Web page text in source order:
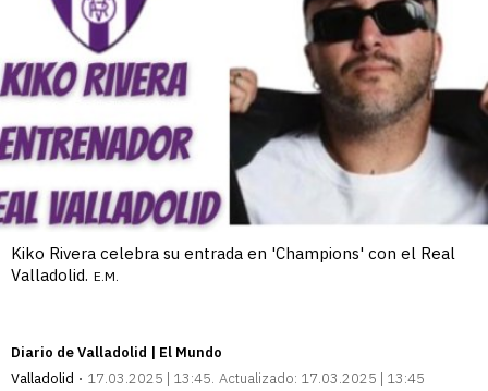
Kiko Rivera celebra su entrada en 'Champions' con el Real
Valladolid. E.M.
Diario de Valladolid | El Mundo
Valladolid
17.03.2025 | 13:45 Actualizado: 17.03.2025 | 13:45